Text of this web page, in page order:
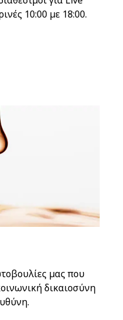
10:00 με 18:00.
μας που
δικαιοσύνη